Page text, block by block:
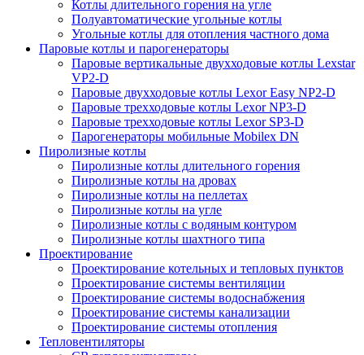
Котлы длительного горения на угле
Полуавтоматические угольные котлы
Угольные котлы для отопления частного дома
Паровые котлы и парогенераторы
Паровые вертикальные двухходовые котлы Lexstar
VP2-D
Паровые двухходовые котлы Lexor Easy NP2-D
Паровые трехходовые котлы Lexor NP3-D
Паровые трехходовые котлы Lexor SP3-D
Парогенераторы мобильные Mobilex DN
Пиролизные котлы
Пиролизные котлы длительного горения
Пиролизные котлы на дровах
Пиролизные котлы на пеллетах
Пиролизные котлы на угле
Пиролизные котлы с водяным контуром
Пиролизные котлы шахтного типа
Проектирование
Проектирование котельных и тепловых пунктов
Проектирование системы вентиляции
Проектирование системы водоснабжения
Проектирование системы канализации
Проектирование системы отопления
Тепловентиляторы